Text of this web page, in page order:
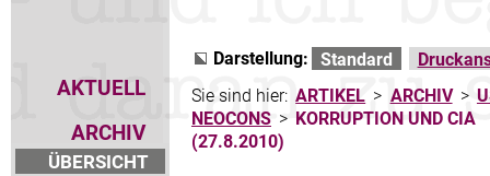
AKTUELL
ARCHIV
ÜBERSICHT
Darstellung: Standard
Sie sind hier: ARTIKEL > ARCHIV >
NEOCONS > KORRUPTION UND CIA
(27.8.2010)